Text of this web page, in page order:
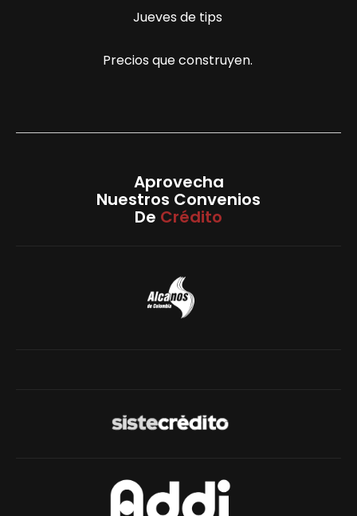
Jueves de tips
Precios que construyen.
Aprovecha
Nuestros Convenios
De Crédito